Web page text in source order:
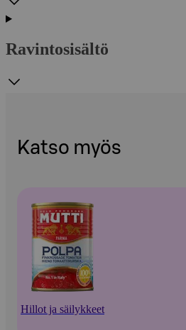
Ravintosisältö
Katso myös
Hillot ja säilykkeet